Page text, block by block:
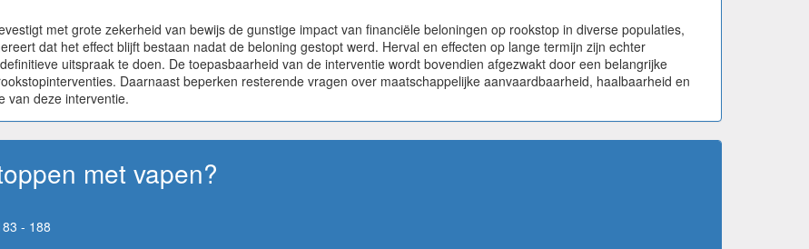
met grote zekerheid van bewijs de gunstige impact van financiële beloningen op rookstop in diverse populaties,
dat het effect blijft bestaan nadat de beloning gestopt werd. Herval en effecten op lange termijn zijn echter
uitspraak te doen. De toepasbaarheid van de interventie wordt bovendien afgezwakt door een belangrijke
Daarnaast beperken resterende vragen over maatschappelijke aanvaardbaarheid, haalbaarheid en
van deze interventie.
met vapen?
- 188